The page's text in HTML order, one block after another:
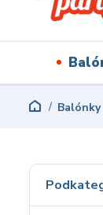
Balónky